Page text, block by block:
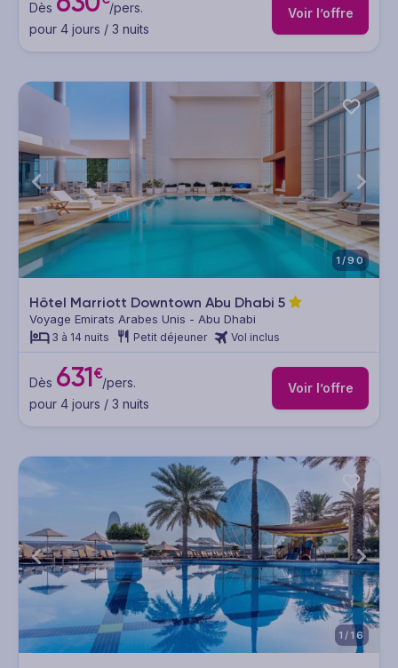
Dès
/pers.
pour 4 jours / 3 nuits
Voir l’offre
1/90
Hôtel Marriott Downtown Abu Dhabi 5
Voyage Emirats Arabes Unis - Abu Dhabi
3 à 14 nuits Petit déjeuner Vol inclus
Dès 631€/pers.
pour 4 jours / 3 nuits
Voir l’offre
1/16